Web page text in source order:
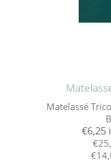
Matelassé
€6,25